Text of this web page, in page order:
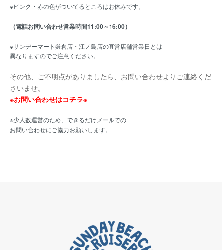
※ピンク・赤の色がついてるところはお休みです。
（電話お問い合わせ営業時間11:00～16:00）
※サンデーマート鎌倉店・江ノ島店の直営店舗営業日とは
異なりますのでご注意ください。
その他、ご不明点がありましたら、お問い合わせよりご連絡くだ
さいませ。
※お問い合わせはコチラ※
※少人数運営のため、できるだけメールでの
お問い合わせにご協力お願いします。